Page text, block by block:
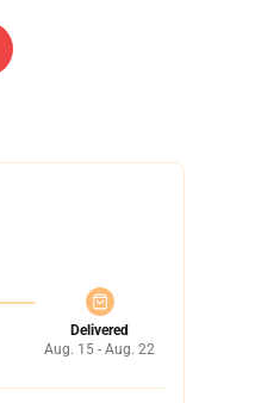
Delivered
Aug. 15 - Aug. 22